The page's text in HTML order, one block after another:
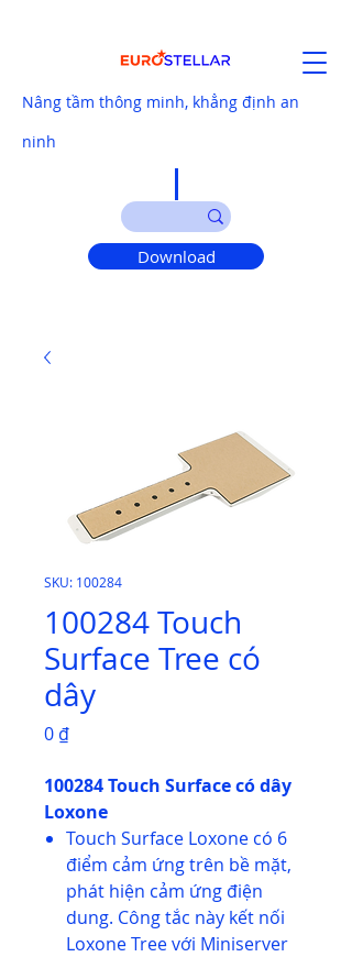
Nâng tầm thông minh, khẳng định an
ninh
Download
SKU: 100284
100284 Touch
Surface Tree có
dây
0 ₫Giá
100284 Touch Surface có dây
Loxone
Touch Surface Loxone có 6
điểm cảm ứng trên bề mặt,
phát hiện cảm ứng điện
dung. Công tắc này kết nối
Loxone Tree với Miniserver